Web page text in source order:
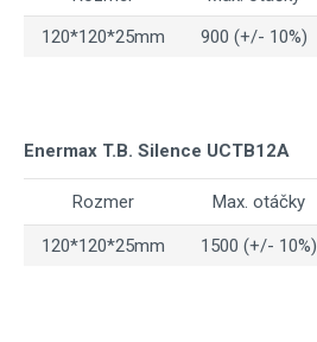
120*120*25mm
900 (+/- 10%)
Enermax T.B. Silence UCTB12A
Rozmer Max. otáčky
120*120*25mm 1500 (+/- 10%)